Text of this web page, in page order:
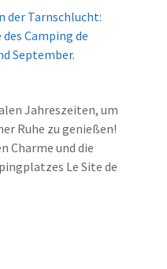
C
a
s
e
s
c
l
der Tarnschlucht:
Camping de
September.
Jahreszeiten, um
Ruhe zu genießen!
Charme und die
Le Site de